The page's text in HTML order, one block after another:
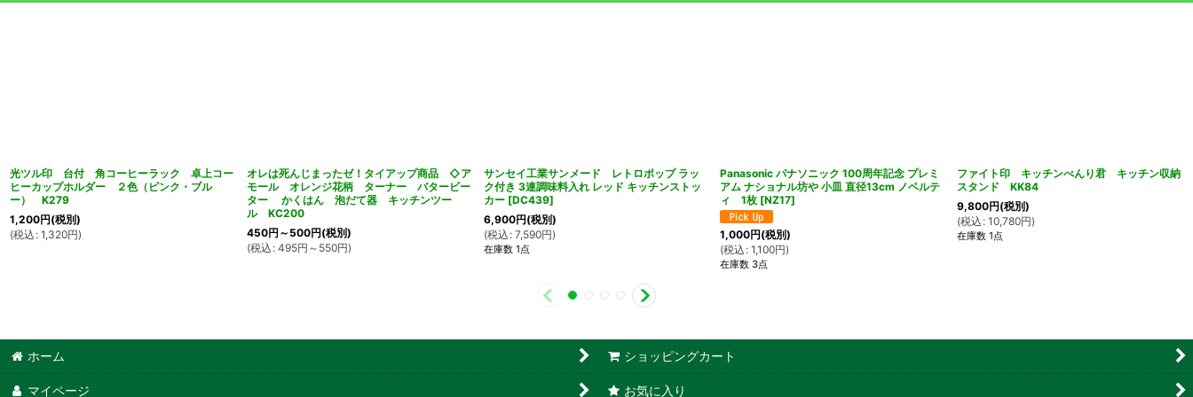
光ツル印 台付 角コーヒーラック 卓上コー
ヒーカップホルダー ２色（ピンク・ブル
ー） K279
1,200円(税別)
(税込 : 1,320円)
オレは死んじまったゼ！タイアップ商品 ◇ア
モール オレンジ花柄 ターナー バタービー
ター かくはん 泡だて器 キッチンツー
ル KC200
450円 ～500円(税別)
(税込 : 495円 ～550円)
サンセイ工業サンメード レトロポップ ラッ
ク付き 3連調味料入れ レッド キッチンストッ
カー [DC439]
6,900円(税別)
(税込 : 7,590円)
在庫数 1点
Panasonic パナソニック 100周年記念 プレミ
アム ナショナル坊や 小皿 直径13cm ノベルテ
ィ 1枚 [NZ17]
1,000円(税別)
(税込 : 1,100円)
在庫数 3点
ファイト印 キッチンべんり君 キッチン収納
スタンド KK84
9,800円(税別)
(税込 : 10,780円)
在庫数 1点
ホーム ショッピングカート
マイページ お気に入り